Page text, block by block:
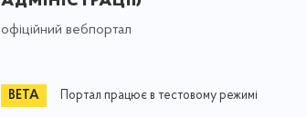
офіційний вебпортал
Портал працює в тестовому режимі